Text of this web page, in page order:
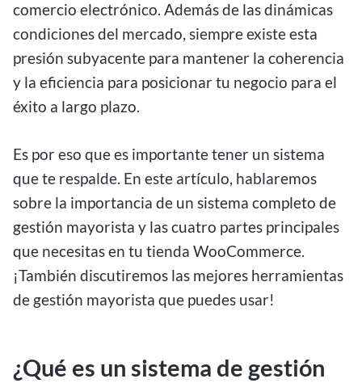
comercio electrónico. Además de las dinámicas
condiciones del mercado, siempre existe esta
presión subyacente para mantener la coherencia
y la eficiencia para posicionar tu negocio para el
éxito a largo plazo.
Es por eso que es importante tener un sistema
que te respalde. En este artículo, hablaremos
sobre la importancia de un sistema completo de
gestión mayorista y las cuatro partes principales
que necesitas en tu tienda WooCommerce.
¡También discutiremos las mejores herramientas
de gestión mayorista que puedes usar!
¿Qué es un sistema de gestión